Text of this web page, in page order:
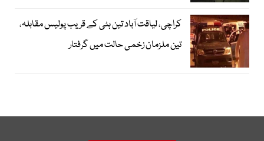
کراچی، لیاقت آباد تین ہٹی کے قریب پولیس مقابلہ،
تین ملزمان زخمی حالت میں گرفتار